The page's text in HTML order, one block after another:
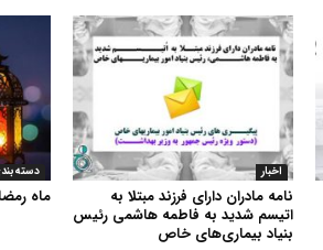
ماه
اخبار
نامه مادران دارای فرزند مبتلا به
اتیسم شدید به فاطمه هاشمی رئیس
بنیاد بیماری‌های خاص